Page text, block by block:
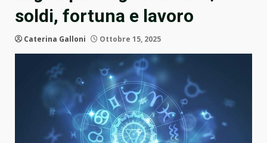
soldi, fortuna e lavoro
Caterina Galloni Ottobre 15, 2025